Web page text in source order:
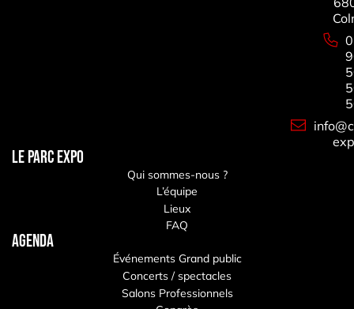
LE PARC EXPO
Qui sommes-nous ?
L’équipe
Lieux
FAQ
Agenda
Événements Grand public
Concerts / spectacles
Salons Professionnels